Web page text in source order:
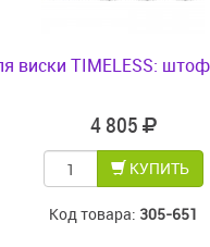
виски TIMELESS:
4 805
КУПИТЬ
Код товара: 305-651